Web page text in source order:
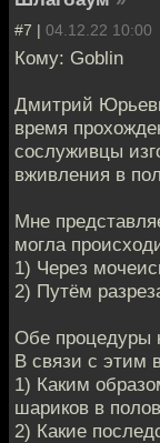
#7 | 04.12.22 10:00
Кому: Goblin
Дмитрий
время
сослуживцы
вживления в
Мне
могла
1) Через
2) Путём
Обе процедуры
В связи с этим
1) Каким
шариков в
2) Какие